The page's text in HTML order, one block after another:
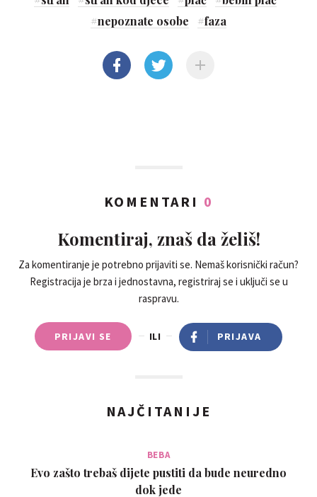
#nepoznate osobe #faza
KOMENTARI 0
Komentiraj, znaš da želiš!
Za komentiranje je potrebno prijaviti se. Nemaš korisnički račun?
Registracija je brza i jednostavna, registriraj se i uključi se u
raspravu.
PRIJAVI SE ILI PRIJAVA
NAJČITANIJE
BEBA
Evo zašto trebaš dijete pustiti da bude neuredno
dok jede